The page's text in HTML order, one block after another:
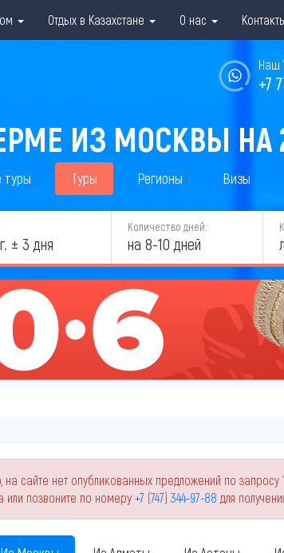
Отдых в Казахстане О нас
Наш
+7
ИЗ МОСКВЫ НА
туры Туры Регионы Визы
± 3 дня
Количество дней:
на 8-10 дней
на сайте нет опубликованных предложений по
или позвоните по номеру +7 (747) 344-97-88 для